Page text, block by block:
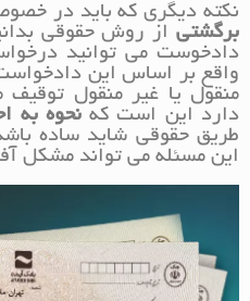
نکته دیگری که باید در
برگشتی از روش حقوقی
دادخوست می توانید
واقع بر اساس این
منقول یا غیر منقول
دارد این است کهنحوه به
طریق حقوقی شاید ساده
این مسئله می تواند مشکل